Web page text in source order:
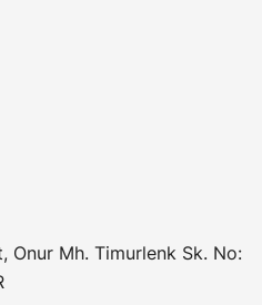
Onur Mh. Timurlenk Sk. No: